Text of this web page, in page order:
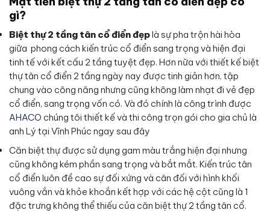
gì?
Biệt thự 2 tầng tân cổ điển đẹplà sự pha trộn hài hòa
giữa phong cách kiến trúc cổ điển sang trọng và hiện đại
tinh tế với kết cấu 2 tầng tuyệt đẹp. Hơn nữa với thiết kế biệt
thự tân cổ điển 2 tầng ngày nay được tinh giản hơn, tập
chung vào công năng nhưng cũng không làm nhạt đi vẻ đẹp
cổ điển, sang trọng vốn có. Và đó chính là công trình được
AHACO chúng tôi thiết kế và thi công trọn gói cho gia chủ là
anh Lý tại Vĩnh Phúc ngay sau đây
Căn biệt thự được sử dụng gam màu trắng hiện đại nhưng
cũng không kém phần sang trọng và bắt mắt. Kiến trúc tân
cổ điển luôn đề cao sự đối xứng và cân đối với hình khối
vuông vắn và khỏe khoắn kết hợp với các hệ cột cũng là 1
đặc trưng không thể thiếu của căn biệt thự 2 tầng tân cổ.